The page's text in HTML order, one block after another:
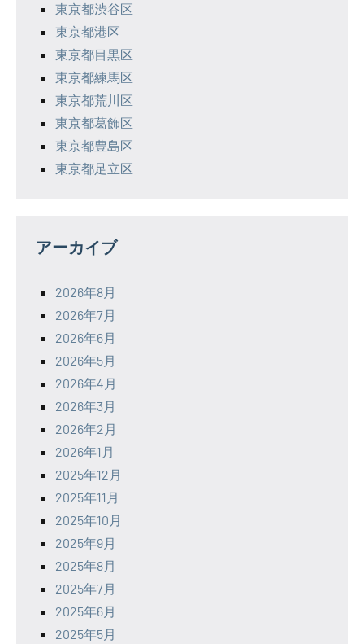
東京都渋谷区
東京都港区
東京都目黒区
東京都練馬区
東京都荒川区
東京都葛飾区
東京都豊島区
東京都足立区
アーカイブ
2026年8月
2026年7月
2026年6月
2026年5月
2026年4月
2026年3月
2026年2月
2026年1月
2025年12月
2025年11月
2025年10月
2025年9月
2025年8月
2025年7月
2025年6月
2025年5月